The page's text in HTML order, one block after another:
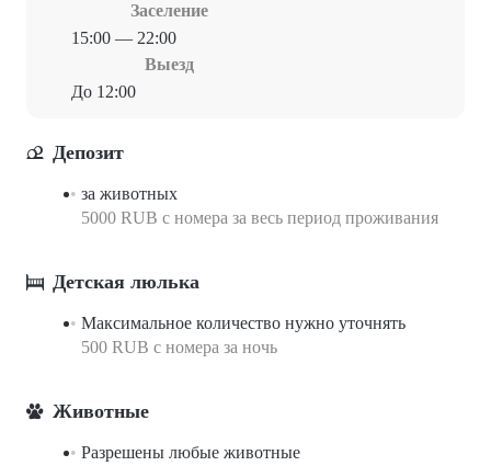
Заселение
15:00 — 22:00
Выезд
До 12:00
Депозит
за животных
5000 RUB с номера за весь период проживания
Детская люлька
Максимальное количество нужно уточнять
500 RUB с номера за ночь
Животные
Разрешены любые животные